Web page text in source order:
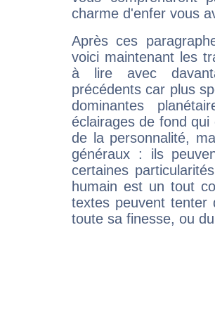
charme d'enfer vous
Après ces
voici maintenant les
à lire avec
précédents car plus
dominantes
éclairages de fond
de la personnalité,
généraux : ils
certaines
humain est un tout
textes peuvent tenter
toute sa finesse, ou